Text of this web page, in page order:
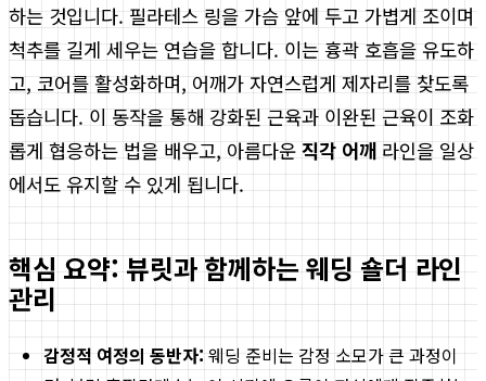
하는 것입니다. 필라테스 링을 가슴 앞에 두고 가볍게 조이며
척추를 길게 세우는 연습을 합니다. 이는 흉곽 호흡을 유도하
고, 코어를 활성화하며, 어깨가 자연스럽게 제자리를 찾도록
돕습니다. 이 동작을 통해 강화된 근육과 이완된 근육이 조화
롭게 협응하는 법을 배우고, 아름다운 직각 어깨 라인을 일상
에서도 유지할 수 있게 됩니다.
핵심 요약: 뷰릿과 함께하는 웨딩 숄더 라인
관리
감정적 여정의 동반자: 웨딩 준비는 감정 소모가 큰 과정이